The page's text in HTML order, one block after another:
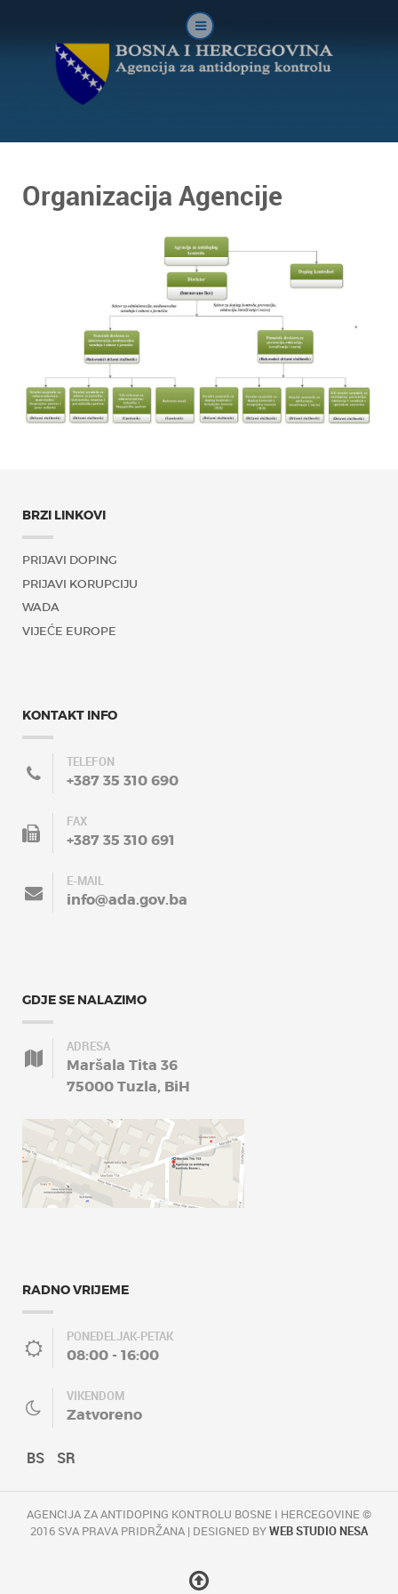
Organizacija Agencije
BRZI LINKOVI
PRIJAVI DOPING
PRIJAVI KORUPCIJU
WADA
VIJEĆE EUROPE
KONTAKT INFO
TELEFON
+387 35 310 690
FAX
+387 35 310 691
E-MAIL
info@ada.gov.ba
GDJE SE NALAZIMO
ADRESA
Maršala Tita 36
75000 Tuzla, BiH
RADNO VRIJEME
PONEDELJAK-PETAK
08:00 - 16:00
VIKENDOM
Zatvoreno
BS SR
AGENCIJA ZA ANTIDOPING KONTROLU BOSNE I HERCEGOVINE ©
2016 SVA PRAVA PRIDRŽANA | DESIGNED BYWEB STUDIO NESA